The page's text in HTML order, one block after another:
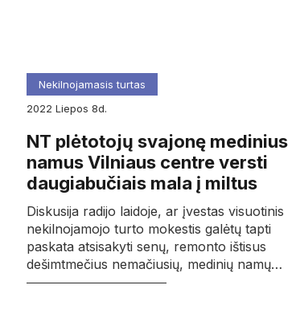
Nekilnojamasis turtas
2022
liepos 8d.
NT plėtotojų svajonę medinius
namus Vilniaus centre versti
daugiabučiais mala į miltus
Diskusija radijo laidoje, ar įvestas visuotinis
nekilnojamojo turto mokestis galėtų tapti
paskata atsisakyti senų, remonto ištisus
dešimtmečius nemačiusių, medinių namų…